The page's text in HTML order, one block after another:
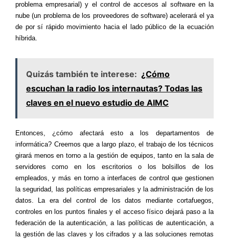
problema empresarial) y el control de accesos al software en la
nube (un problema de los proveedores de software) acelerará el ya
de por sí rápido movimiento hacia el lado público de la ecuación
híbrida.
Quizás también te interese: ¿Cómo
escuchan la radio los internautas? Todas las
claves en el nuevo estudio de AIMC
Entonces, ¿cómo afectará esto a los departamentos de
informática? Creemos que a largo plazo, el trabajo de los técnicos
girará menos en torno a la gestión de equipos, tanto en la sala de
servidores como en los escritorios o los bolsillos de los
empleados, y más en torno a interfaces de control que gestionen
la seguridad, las políticas empresariales y la administración de los
datos. La era del control de los datos mediante cortafuegos,
controles en los puntos finales y el acceso físico dejará paso a la
federación de la autenticación, a las políticas de autenticación, a
la gestión de las claves y los cifrados y a las soluciones remotas